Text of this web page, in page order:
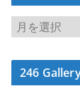
ア
ー
カ
イ246